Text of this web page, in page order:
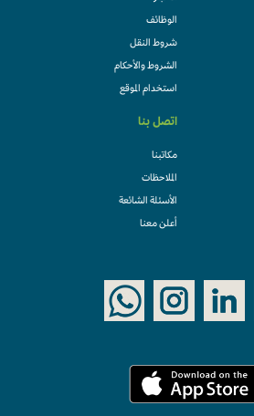
الوظائف
شروط النقل
الشروط والأحكام
استخدام الموقع
اتصل بنا
مكاتبنا
الملاحظات
الأسئلة الشائعة
أعلن معنا